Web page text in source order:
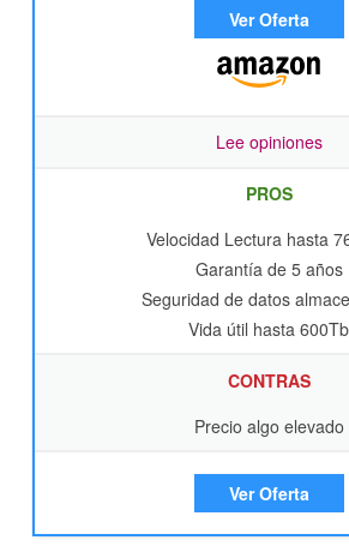
Ver Oferta
Lee opiniones
PROS
Velocidad Lectura hasta
Garantía de 5 años
Seguridad de datos
Vida útil hasta 600Tb
CONTRAS
Precio algo elevado
Ver Oferta